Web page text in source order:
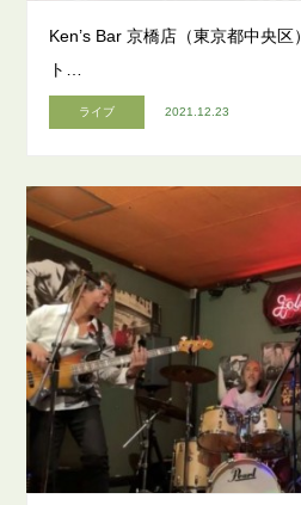
Ken’s Bar 京橋店（東京都中央
ト…
ライブ 2021.12.23